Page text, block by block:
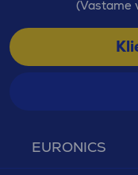
EURONICS
(Vastame